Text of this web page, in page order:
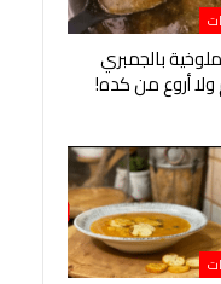
بالجمبري
أروع من كده!